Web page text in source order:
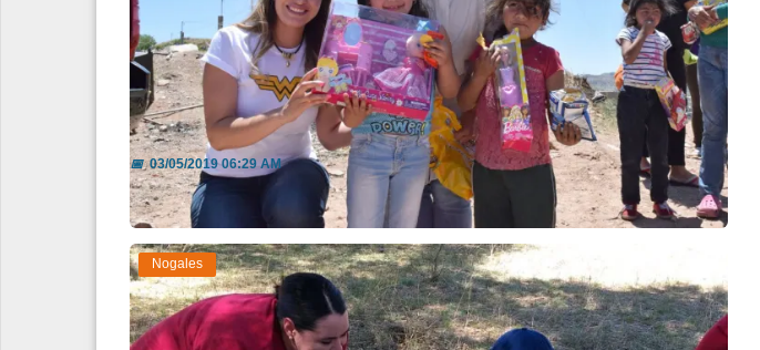
Celebra DIF-Municipal a los niños
📅03/05/2019 06:29 AM
Leer más
Nogales